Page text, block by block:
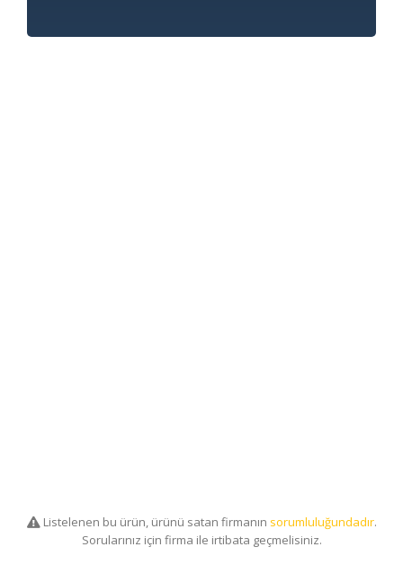
Listelenen bu ürün, ürünü satan firmanın sorumluluğundadır.
Sorularınız için firma ile irtibata geçmelisiniz.